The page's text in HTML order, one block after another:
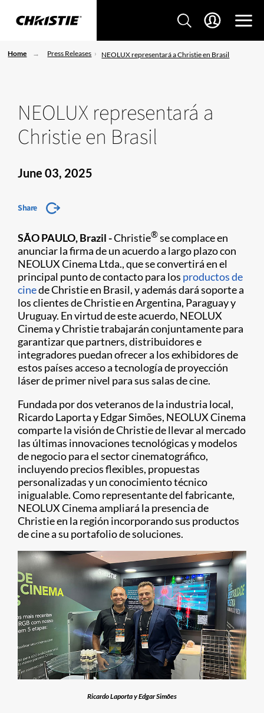
Home Press Releases NEOLUX representará a Christie en Brasil
NEOLUX representará a
Christie en Brasil
June 03, 2025
Share
SÃO PAULO, Brazil -Christie®se complace en
anunciar la firma de un acuerdo a largo plazo con
NEOLUX Cinema Ltda., que se convertirá en el
principal punto de contacto para los productos de
cinede Christie en Brasil, y además dará soporte a
los clientes de Christie en Argentina, Paraguay y
Uruguay. En virtud de este acuerdo, NEOLUX
Cinema y Christie trabajarán conjuntamente para
garantizar que partners, distribuidores e
integradores puedan ofrecer a los exhibidores de
estos países acceso a tecnología de proyección
láser de primer nivel para sus salas de cine.
Fundada por dos veteranos de la industria local,
Ricardo Laporta y Edgar Simões, NEOLUX Cinema
comparte la visión de Christie de llevar al mercado
las últimas innovaciones tecnológicas y modelos
de negocio para el sector cinematográfico,
incluyendo precios flexibles, propuestas
personalizadas y un conocimiento técnico
inigualable. Como representante del fabricante,
NEOLUX Cinema ampliará la presencia de
Christie en la región incorporando sus productos
de cine a su portafolio de soluciones.
Ricardo Laporta y Edgar Simões